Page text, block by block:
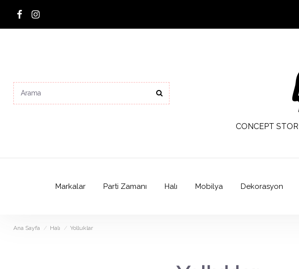
CONCEPT
Markalar Parti Zamanı Halı Mobilya Dekorasyon
Ana Sayfa Halı Yolluklar